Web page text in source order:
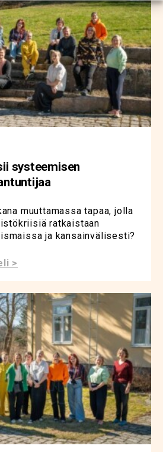
systeemisen
muuttamassa tapaa, jolla
ratkaistaan
ja kansainvälisesti?
>